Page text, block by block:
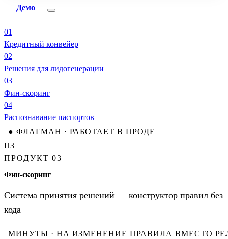
Демо
01
Кредитный конвейер
02
Решения для лидогенерации
03
Фин-скоринг
04
Распознавание паспортов
● ФЛАГМАН · РАБОТАЕТ В ПРОДЕ
П3
ПРОДУКТ 03
Фин-скоринг
Система принятия решений — конструктор правил без
кода
МИНУТЫ · НА ИЗМЕНЕНИЕ ПРАВИЛА ВМЕСТО